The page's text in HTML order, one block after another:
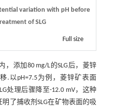
variation with pH before
of SLG
Full size
，添加80 mg/L的SLG后，菱锌
.以pH=7.5为例，菱锌矿表面
处理后骤降至-12.0 mV，这种
了捕收剂SLG在矿物表面的吸